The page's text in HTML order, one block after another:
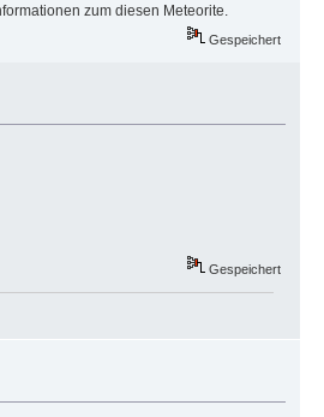
zum diesen Meteorite.
Gespeichert
Gespeichert